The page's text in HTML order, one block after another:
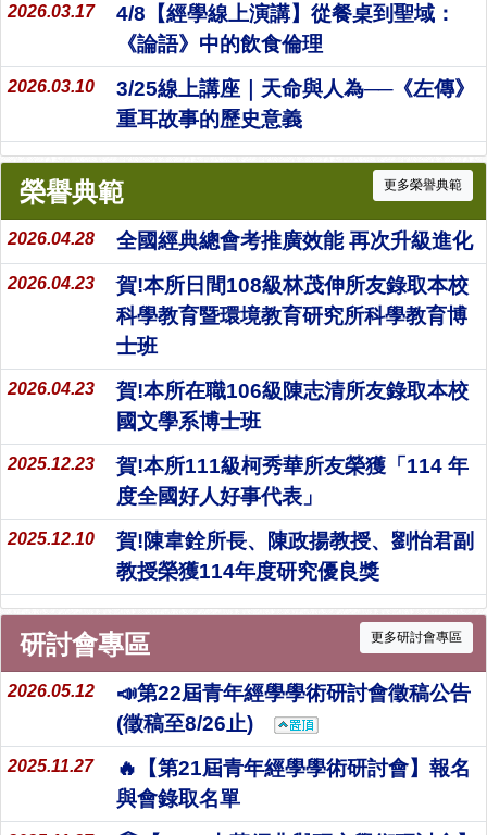
2026.03.17
4/8【經學線上演講】從餐桌到聖域：
《論語》中的飲食倫理
2026.03.10
3/25線上講座｜天命與人為──《左傳》
重耳故事的歷史意義
榮譽典範 更多榮譽典範
2026.04.28 全國經典總會考推廣效能 再次升級進化
2026.04.23
賀!本所日間108級林茂伸所友錄取本校
科學教育暨環境教育研究所科學教育博
士班
2026.04.23
賀!本所在職106級陳志清所友錄取本校
國文學系博士班
2025.12.23
賀!本所111級柯秀華所友榮獲「114 年
度全國好人好事代表」
2025.12.10
賀!陳韋銓所長、陳政揚教授、劉怡君副
教授榮獲114年度研究優良獎
研討會專區 更多研討會專區
2026.05.12
📣第22屆青年經學學術研討會徵稿公告
(徵稿至8/26止)
2025.11.27
🔥【第21屆青年經學學術研討會】報名
與會錄取名單